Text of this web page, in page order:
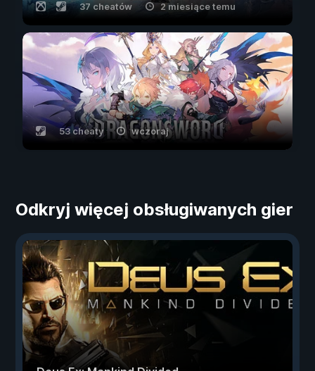
37 cheatów 2 miesiące temu
53 cheaty wczoraj
Odkryj więcej obsługiwanych gier